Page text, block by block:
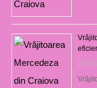
27/